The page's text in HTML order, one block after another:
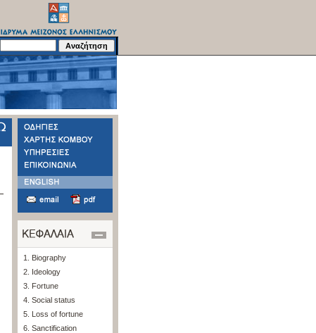
1. Biography
2. Ideology
3. Fortune
4. Social status
5. Loss of fortune
6. Sanctification